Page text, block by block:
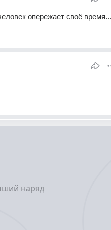
опережает своё время...